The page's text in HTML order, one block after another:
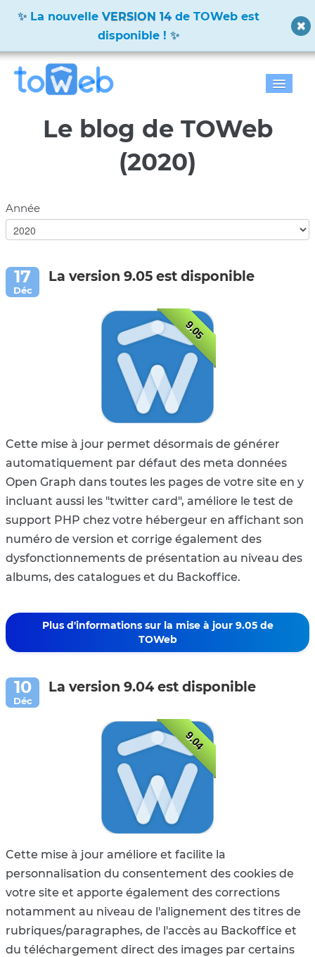
La nouvelle VERSION 14 de TOWeb est
disponible !
Accueil
Tarifs
Galerie
Le blog de TOWeb
(2020)
Année
La version 9.05 est disponible
9.05
Cette mise à jour permet désormais de générer
automatiquement par défaut des meta données
Open Graph dans toutes les pages de votre site en y
incluant aussi les "twitter card", améliore le test de
support PHP chez votre hébergeur en affichant son
numéro de version et corrige également des
dysfonctionnements de présentation au niveau des
albums, des catalogues et du Backoffice.
Plus d'informations sur la mise à jour 9.05 de
TOWeb
La version 9.04 est disponible
9.04
Cette mise à jour améliore et facilite la
personnalisation du consentement des cookies de
votre site et apporte également des corrections
notamment au niveau de l'alignement des titres de
rubriques/paragraphes, de l'accès au Backoffice et
du téléchargement direct des images par certains